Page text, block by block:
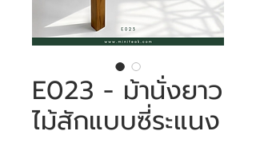
E023 - ม้านั่งยาว
ไม้สักแบบซี่ระแนง